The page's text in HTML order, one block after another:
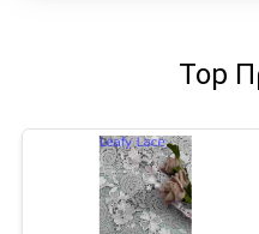
Top